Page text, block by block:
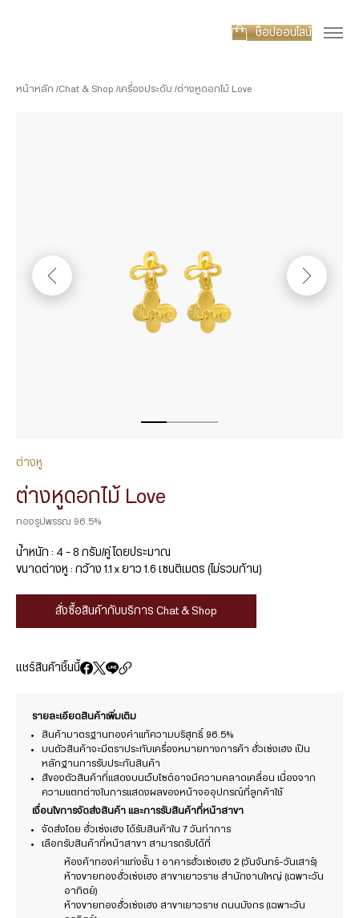
ช็อปออนไลน์
หน้าหลัก Chat & Shop เครื่องประดับ ต่างหูดอกไม้ Love
ต่างหู
ต่างหูดอกไม้ Love
ทองรูปพรรณ 96.5%
น้ำหนัก : 4 – 8 กรัม/คู่ โดยประมาณ
ขนาดต่างหู : กว้าง 1.1 x ยาว 1.6 เซนติเมตร (ไม่รวมก้าน)
สั่งซื้อสินค้ากับบริการ Chat & Shop
แชร์สินค้าชิ้นนี้
รายละเอียดสินค้าเพิ่มเติม
สินค้ามาตรฐานทองคำแท้ความบริสุทธิ์ 96.5%
บนตัวสินค้าจะมีตราประทับเครื่องหมายทางการค้า ฮั่วเซ่งเฮง เป็น
หลักฐานการรับประกันสินค้า
สีของตัวสินค้าที่แสดงบนเว็บไซต์อาจมีความคลาดเคลื่อน เนื่องจาก
ความแตกต่างในการแสดงผลของหน้าจออุปกรณ์ที่ลูกค้าใช้
เงื่อนไขการจัดส่งสินค้า และการรับสินค้าที่หน้าสาขา
จัดส่งโดย ฮั่วเซ่งเฮง ได้รับสินค้าใน 7 วันทำการ
เลือกรับสินค้าที่หน้าสาขา สามารถรับได้ที่
ห้องค้าทองคำแท่งชั้น 1 อาคารฮั่วเซ่งเฮง 2 (วันจันทร์-วันเสาร์)
ห้างขายทองฮั่วเซ่งเฮง สาขาเยาวราช สำนักงานใหญ่ (เฉพาะวัน
อาทิตย์)
ห้างขายทองฮั่วเซ่งเฮง สาขาเยาวราช ถนนมังกร (เฉพาะวัน